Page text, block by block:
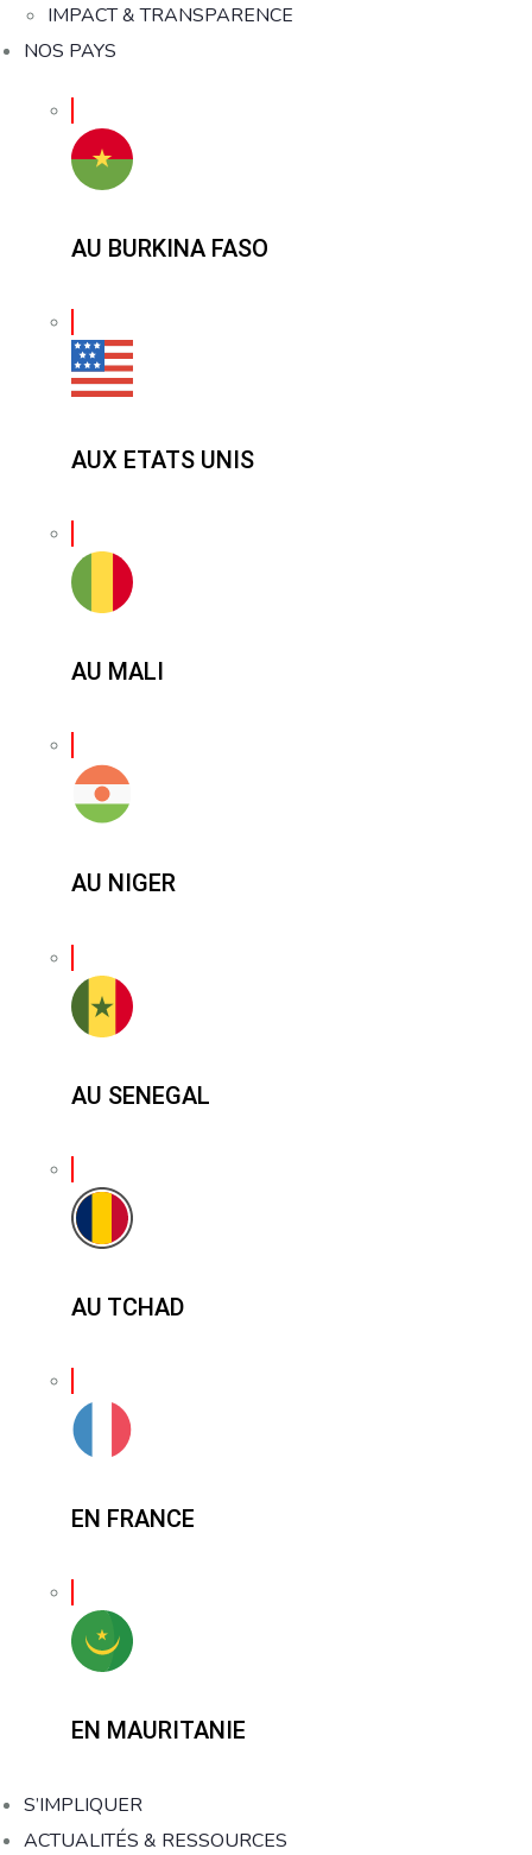
IMPACT & TRANSPARENCE
NOS PAYS
AU BURKINA FASO
AUX ETATS UNIS
AU MALI
AU NIGER
AU SENEGAL
AU TCHAD
EN FRANCE
EN MAURITANIE
S’IMPLIQUER
ACTUALITÉS & RESSOURCES